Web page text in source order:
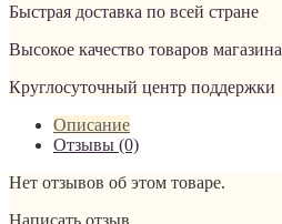
Быстрая доставка по всей стране
Высокое качество товаров магазина
Круглосуточный центр поддержки
Описание
Отзывы (0)
Нет отзывов об этом товаре.
Написать отзыв